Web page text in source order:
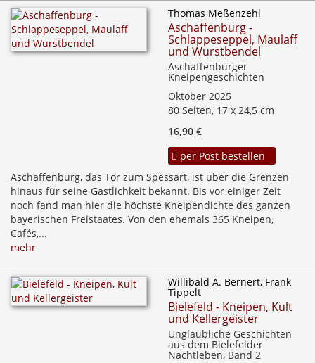
Thomas Meßenzehl
Aschaffenburg -
Schlappeseppel, Maulaff
und Wurstbendel
Aschaffenburger
Kneipengeschichten
Oktober 2025
80 Seiten, 17 x 24,5 cm
16,90 €
per Post bestellen
Aschaffenburg, das Tor zum Spessart, ist über die Grenzen
hinaus für seine Gastlichkeit bekannt. Bis vor einiger Zeit
noch fand man hier die höchste Kneipendichte des ganzen
bayerischen Freistaates. Von den ehemals 365 Kneipen,
Cafés,...
mehr
Willibald A. Bernert, Frank
Tippelt
Bielefeld - Kneipen, Kult
und Kellergeister
Unglaubliche Geschichten
aus dem Bielefelder
Nachtleben, Band 2